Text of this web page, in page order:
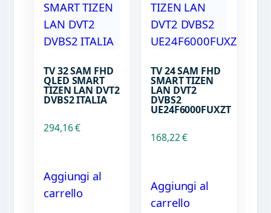
TV 32 SAM FHD
QLED SMART
TIZEN LAN DVT2
DVBS2 ITALIA
294,16€
Aggiungi al
carrello
TV 24 SAM FHD
SMART TIZEN
LAN DVT2
DVBS2
UE24F6000FUXZT
168,22€
Aggiungi al
carrello